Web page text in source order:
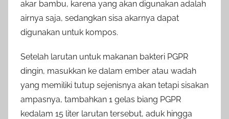
akar bambu, karena yang akan digunakan adalah
airnya saja, sedangkan sisa akarnya dapat
digunakan untuk kompos.
Setelah larutan untuk makanan bakteri PGPR
dingin, masukkan ke dalam ember atau wadah
yang memiliki tutup sejenisnya akan tetapi sisakan
ampasnya, tambahkan 1 gelas biang PGPR
kedalam 15 liter larutan tersebut, aduk hingga